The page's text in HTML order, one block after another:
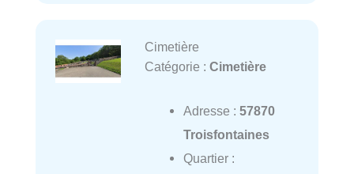
Cimetière
Catégorie : Cimetière
Adresse : 57870
Troisfontaines
Quartier :